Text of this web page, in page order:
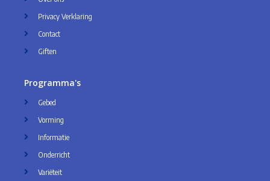
Privacy Verklaring
Contact
Giften
Programma's
Gebed
Vorming
Informatie
Onderricht
Variëteit